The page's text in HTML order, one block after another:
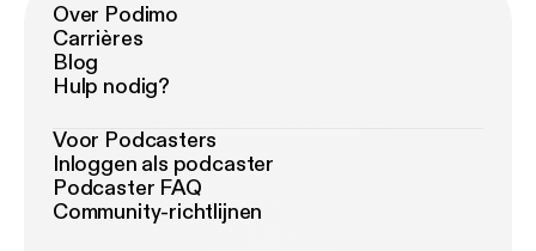
Over Podimo
Carrières
Blog
Hulp nodig?
Voor Podcasters
Inloggen als podcaster
Podcaster FAQ
Community-richtlijnen